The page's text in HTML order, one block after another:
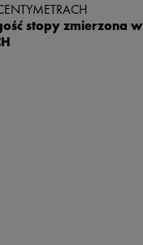
stopy zmierzona w